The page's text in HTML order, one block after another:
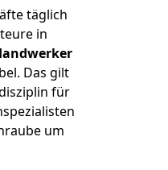
täglich
in
Das gilt
für
um